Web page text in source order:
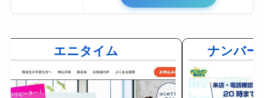
エニタイム ナンバー